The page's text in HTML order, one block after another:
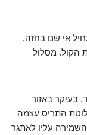
אי שם בחזה,
הקול. מסלול
בעיקר באזור
התריס עצמה
עליו לאתגר